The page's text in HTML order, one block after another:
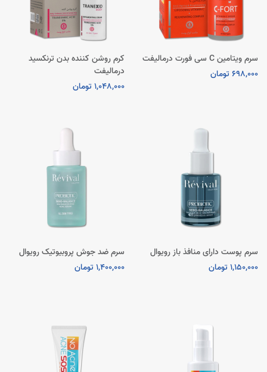
سرم ویتامین C سی فورت درمالیفت
698,000 تومان
کرم روشن کننده بدن ترنکسید
درمالیفت
1,048,000 تومان
سرم پوست دارای منافذ باز رویوال
1,150,000 تومان
سرم ضد جوش پروبیوتیک رویوال
1,400,000 تومان